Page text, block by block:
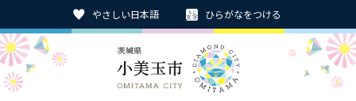
やさしい日本語 ひらがなをつける